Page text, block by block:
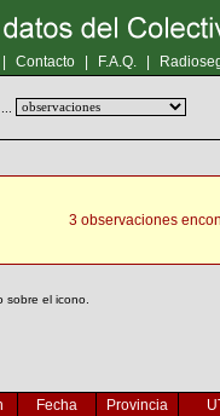
Contacto F.A.Q.
3 observaciones
sobre el icono.
Fecha Provincia